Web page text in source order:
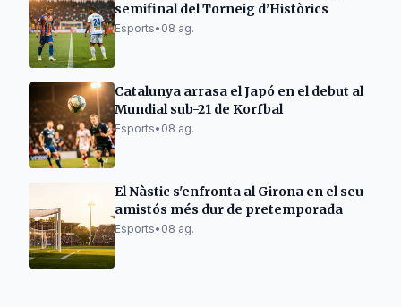
semifinal del Torneig d’Històrics
Esports• 08 ag.
Catalunya arrasa el Japó en el debut al
Mundial sub-21 de Korfbal
Esports• 08 ag.
El Nàstic s'enfronta al Girona en el seu
amistós més dur de pretemporada
Esports• 08 ag.